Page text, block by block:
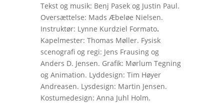
Tekst og musik: Benj Pasek og Justin Paul.
Oversættelse: Mads Æbeløe Nielsen.
Instruktør: Lynne Kurdziel Formato.
Kapelmester: Thomas Møller. Fysisk
scenografi og regi: Jens Frausing og
Anders D. Jensen. Grafik: Mørlum Tegning
og Animation. Lyddesign: Tim Høyer
Andreasen. Lysdesign: Martin Jensen.
Kostumedesign: Anna Juhl Holm.